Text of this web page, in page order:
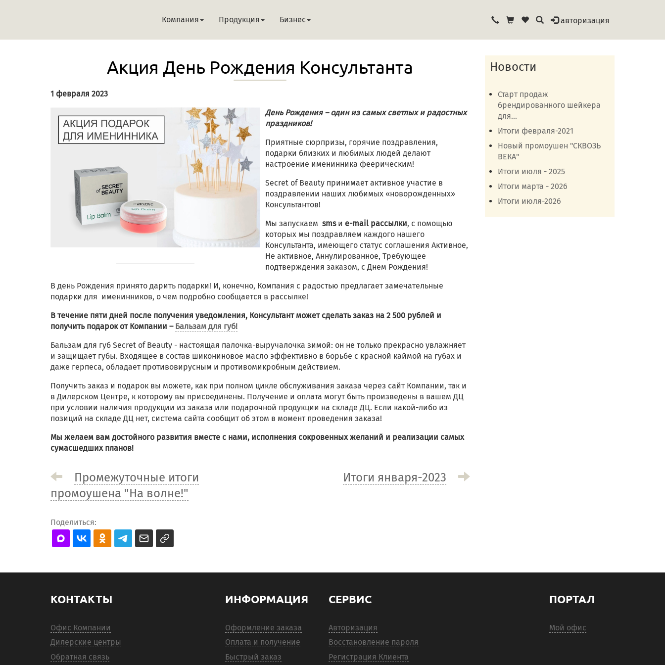
Компания Продукция Бизнес авторизация
Акция День Рождения Консультанта
1 февраля 2023
День Рождения – один из самых светлых и радостных
праздников!
Приятные сюрпризы, горячие поздравления,
подарки близких и любимых людей делают
настроение именинника феерическим!
Secret of Beauty принимает активное участие в
поздравлении наших любимых «новорожденных»
Консультантов!
Мы запускаем smsи e-mail рассылки, с помощью
которых мы поздравляем каждого нашего
Консультанта, имеющего статус соглашения Активное,
Не активное, Аннулированное, Требующее
подтверждения заказом, с Днем Рождения!
В день Рождения принято дарить подарки! И, конечно, Компания с радостью предлагает замечательные
подарки для именинников, о чем подробно сообщается в рассылке!
В течение пяти дней после получения уведомления, Консультант может сделать заказ на 2 500 рублей и
получить подарок от Компании – Бальзам для губ!
Бальзам для губ Secret of Beauty - настоящая палочка-выручалочка зимой: он не только прекрасно увлажняет
и защищает губы. Входящее в состав шикониновое масло эффективно в борьбе с красной каймой на губах и
даже герпеса, обладает противовирусным и противомикробным действием.
Получить заказ и подарок вы можете, как при полном цикле обслуживания заказа через сайт Компании, так и
в Дилерском Центре, к которому вы присоединены. Получение и оплата могут быть произведены в вашем ДЦ
при условии наличия продукции из заказа или подарочной продукции на складе ДЦ. Если какой-либо из
позиций на складе ДЦ нет, система сайта сообщит об этом в момент проведения заказа!
Мы желаем вам достойного развития вместе с нами, исполнения сокровенных желаний и реализации самых
сумасшедших планов!
Промежуточные итоги
промоушена "На волне!"
Итоги января-2023
Поделиться:
Новости
Старт продаж
брендированного шейкера
для...
Итоги февраля-2021
Новый промоушен "СКВОЗЬ
ВЕКА"
Итоги июля - 2025
Итоги марта - 2026
Итоги июля-2026
КОНТАКТЫ
Офис Компании
Дилерские центры
Обратная связь
ИНФОРМАЦИЯ
Оформление заказа
Оплата и получение
Быстрый заказ
СЕРВИС
Авторизация
Восстановление пароля
Регистрация Клиента
ПОРТАЛ
Мой офис